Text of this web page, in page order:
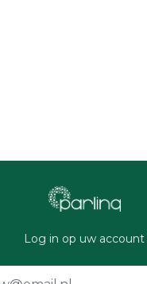
Log in op uw account